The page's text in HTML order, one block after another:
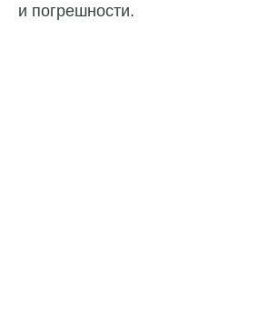
и погрешности.